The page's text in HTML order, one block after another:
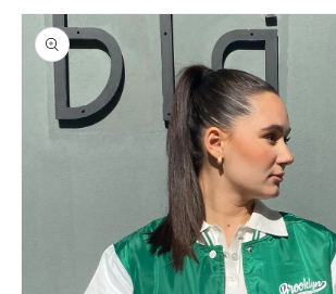
Passa alle
informazioni
sul prodotto